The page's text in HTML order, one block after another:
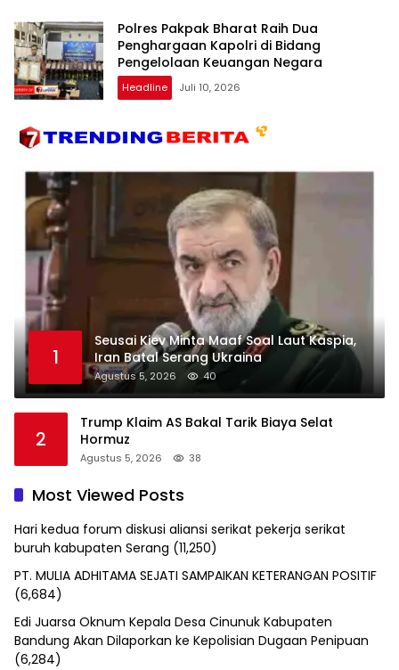
Polres Pakpak Bharat Raih Dua
Penghargaan Kapolri di Bidang
Pengelolaan Keuangan Negara
Headline Juli 10, 2026
1
Seusai Kiev Minta Maaf Soal Laut Kaspia,
Iran Batal Serang Ukraina
Agustus 5, 2026 40
2
Trump Klaim AS Bakal Tarik Biaya Selat
Hormuz
Agustus 5, 2026 38
Most Viewed Posts
Hari kedua forum diskusi aliansi serikat pekerja serikat
buruh kabupaten Serang (11,250)
PT. MULIA ADHITAMA SEJATI SAMPAIKAN KETERANGAN POSITIF
(6,684)
Edi Juarsa Oknum Kepala Desa Cinunuk Kabupaten
Bandung Akan Dilaporkan ke Kepolisian Dugaan Penipuan
(6,284)